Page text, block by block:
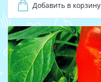
Добавить в корзину